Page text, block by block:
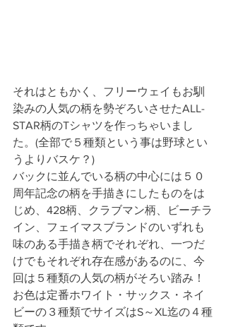
それはともかく、フリーウェイもお馴
染みの人気の柄を勢ぞろいさせたALL-
STAR柄のTシャツを作っちゃいまし
た。(全部で５種類という事は野球とい
うよりバスケ？)
バックに並んでいる柄の中心には５０
周年記念の柄を手描きにしたものをは
じめ、428柄、クラブマン柄、ビーチラ
イン、フェイマスブランドのいずれも
味のある手描き柄でそれぞれ、一つだ
けでもそれぞれ存在感があるのに、今
回は５種類の人気の柄がそろい踏み！
お色は定番ホワイト・サックス・ネイ
ビーの３種類でサイズはS～XL迄の４種